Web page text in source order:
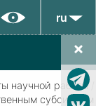
ru
научной работы
субсидиям